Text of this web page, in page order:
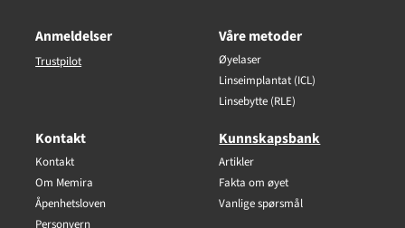
Anmeldelser
Trustpilot
Våre metoder
Øyelaser
Linseimplantat (ICL)
Linsebytte (RLE)
Kontakt
Kontakt
Om Memira
Åpenhetsloven
Personvern
Kunnskapsbank
Artikler
Fakta om øyet
Vanlige spørsmål